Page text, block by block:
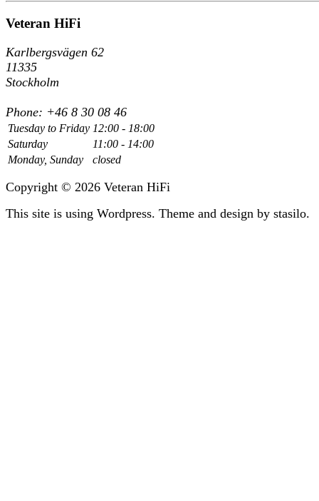
Veteran HiFi
Karlbergsvägen 62
11335
Stockholm
Phone: +46 8 30 08 46
Tuesday to Friday 12:00 - 18:00
Saturday
11:00 - 14:00
Monday, Sunday
closed
Copyright © 2026 Veteran HiFi
This site is using Wordpress. Theme and design by stasilo.